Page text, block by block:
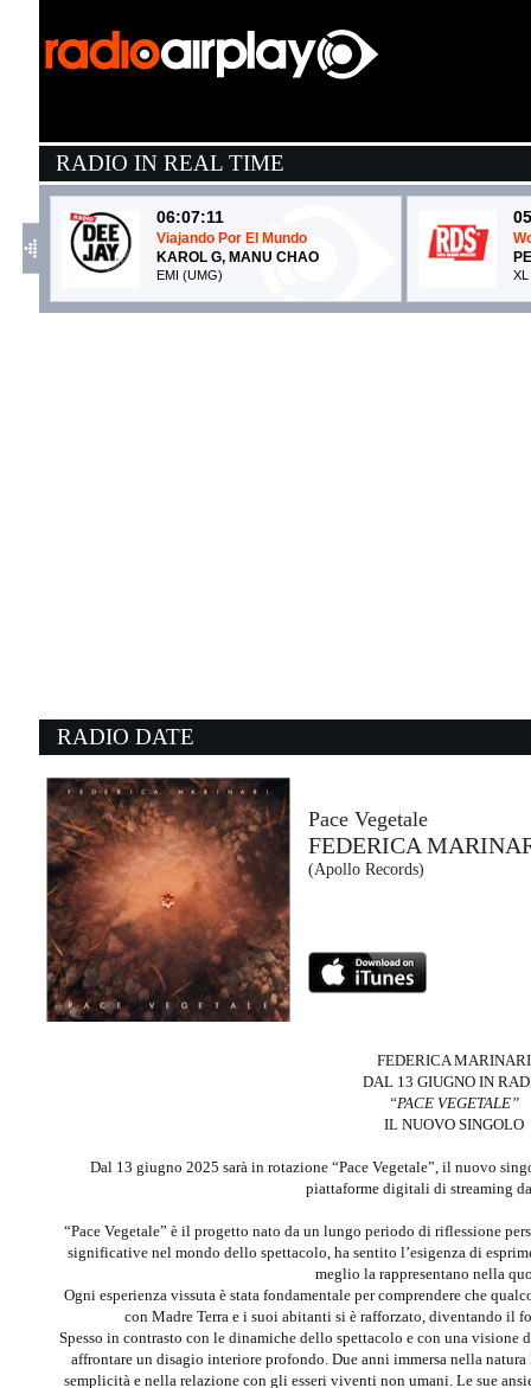
RADIO IN REAL TIME
06:07:11
Viajando Por El Mundo
KAROL G, MANU CHAO
EMI (UMG)
05:56:43
OASIS
Sony Music (SME)
04:58:52
ARGY & OMNYA
Afterlife (-)
RADIO DATE
Pace Vegetale
FEDERICA
(Apollo Records)
FEDERICA MARINARI
DAL 13 GIUGNO IN
“PACE VEGETALE”
IL NUOVO SINGOLO
Dal 13 giugno 2025 sarà in rotazione “Pace Vegetale”, il nuovo
piattaforme digitali di streaming
“Pace Vegetale” è il progetto nato da un lungo periodo di riflessione
significative nel mondo dello spettacolo, ha sentito l’esigenza di
meglio la rappresentano nella
Ogni esperienza vissuta è stata fondamentale per comprendere che
con Madre Terra e i suoi abitanti si è rafforzato, diventando il
Spesso in contrasto con le dinamiche dello spettacolo e con una visione
affrontare un disagio interiore profondo. Due anni immersa nella
semplicità e nella relazione con gli esseri viventi non umani. Le sue